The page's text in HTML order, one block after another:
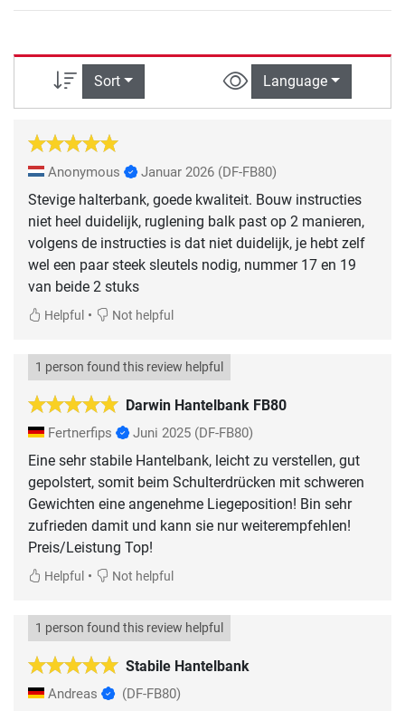
Sort Language
Anonymous Januar 2026 (DF-FB80)
Stevige halterbank, goede kwaliteit. Bouw instructies
niet heel duidelijk, ruglening balk past op 2 manieren,
volgens de instructies is dat niet duidelijk, je hebt zelf
wel een paar steek sleutels nodig, nummer 17 en 19
van beide 2 stuks
Helpful • Not helpful
Darwin Hantelbank FB80
1 person found this review helpful
Fertnerfips Juni 2025 (DF-FB80)
Eine sehr stabile Hantelbank, leicht zu verstellen, gut
gepolstert, somit beim Schulterdrücken mit schweren
Gewichten eine angenehme Liegeposition! Bin sehr
zufrieden damit und kann sie nur weiterempfehlen!
Preis/Leistung Top!
Helpful • Not helpful
Stabile Hantelbank
1 person found this review helpful
Andreas (DF-FB80)